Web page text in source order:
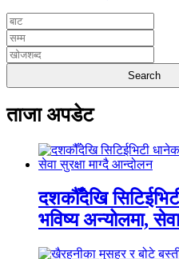
ताजा अपडेट
दशकौँदेखि
भविष्य अन्योलमा,